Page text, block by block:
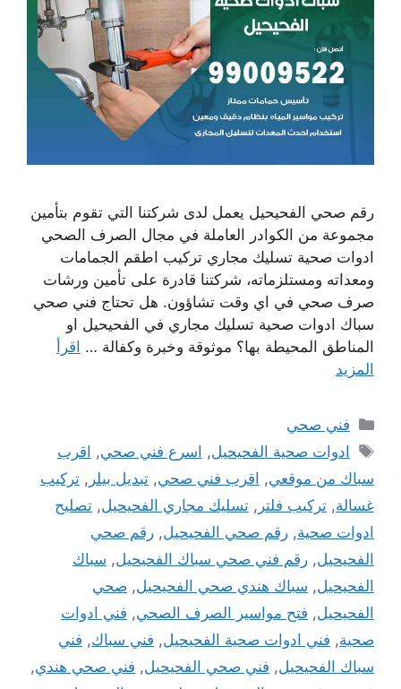
رقم صحي الفحيحيل يعمل لدى شركتنا التي تقوم بتأمين
مجموعة من الكوادر العاملة في مجال الصرف الصحي
ادوات صحية تسليك مجاري تركيب اطقم الجمامات
ومعداته ومستلزماته، شركتنا قادرة على تأمين ورشات
صرف صحي في اي وقت تشاؤون. هل تحتاج فني صحي
سباك ادوات صحية تسليك مجاري في الفحيحيل او
المناطق المحيطة بها؟ موثوقة وخبرة وكفالة … اقرأ
المزيد
التصنيفات
فني صحي
الوسوم
ادوات صحية الفحيحيل, اسرع فني صحي, اقرب
سباك من موقعي, اقرب فني صحي, تبديل بيلر , تركيب
غسالة, تركيب فلتر , تسليك مجاري الفحيحيل, تصليح
ادوات صحية, رقم صحي الفحيحيل, رقم صحي
الفحيحيل, رقم فني صحي سباك الفحيحيل, سباك
الفحيحيل, سباك هندي صحي الفحيحيل, صحي
الفحيحيل, فتح مواسير الصرف الصحي, فني ادوات
صحية, فني ادوات صحية الفحيحيل, فني سباك, فني
سباك الفحيحيل, فني صحي الفحيحيل, فني صحي هندي,